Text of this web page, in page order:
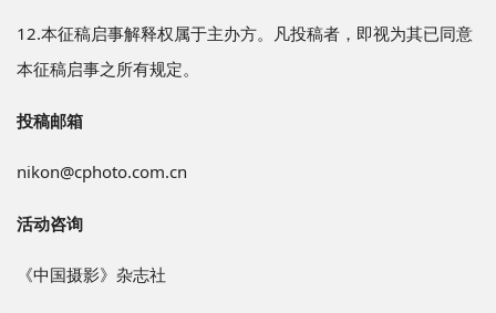
12.本征稿启事解释权属于主办方。凡投稿者，即视为其已同意
本征稿启事之所有规定。
投稿邮箱
nikon@cphoto.com.cn
活动咨询
《中国摄影》杂志社